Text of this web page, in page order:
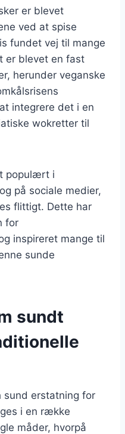
er blevet
ved at spise
fundet vej til mange
er blevet en fast
herunder veganske
integrere det i en
wokretter til
populært i
på sociale medier,
flittigt. Dette har
for
inspireret mange til
sunde
sundt
sund erstatning for
i en række
måder, hvorpå